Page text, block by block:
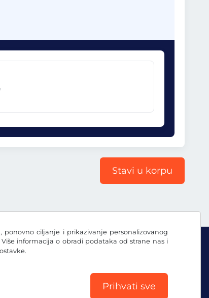
ciljanje i prikazivanje personalizovanog
informacija o obradi podataka od strane nas i
Prihvati sve
Stavi u korpu